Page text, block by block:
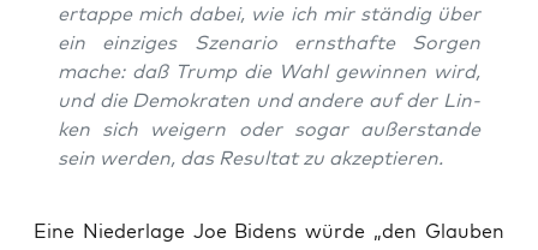
ertap­pe mich dabei, wie ich mir stän­dig über
ein ein­zi­ges Sze­na­rio ernst­haf­te Sor­gen
mache: daß Trump die Wahl gewin­nen wird,
und die Demo­kra­ten und ande­re auf der Lin­
ken sich wei­gern oder sogar außer­stan­de
sein wer­den, das Resul­tat zu akzeptieren.
Eine Nie­der­la­ge Joe Bidens wür­de „den Glau­ben